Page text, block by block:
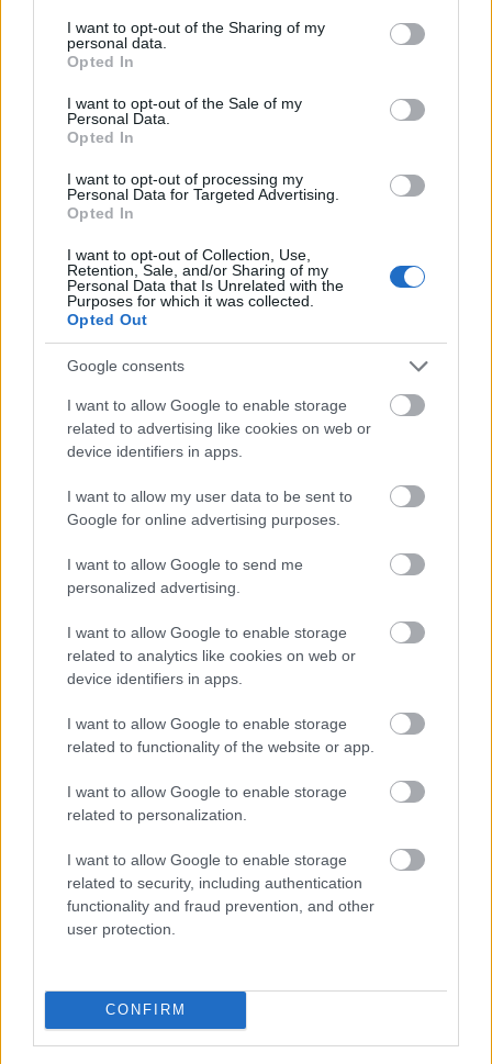
not limited to your visit or usage behaviour. You may click to
grant or deny consent to Google and its third-party tags to
use your data for below specified purposes in below Google
consent section.
I want to opt-out of the Sharing of my
personal data.
Opted In
I want to opt-out of the Sale of my
Personal Data.
Opted In
I want to opt-out of processing my
Personal Data for Targeted Advertising.
Opted In
I want to opt-out of Collection, Use,
Retention, Sale, and/or Sharing of my
Personal Data that Is Unrelated with the
Purposes for which it was collected.
Opted Out
Google consents
I want to allow Google to enable storage
related to advertising like cookies on web or
device identifiers in apps.
I want to allow my user data to be sent to
Google for online advertising purposes.
I want to allow Google to send me
personalized advertising.
I want to allow Google to enable storage
related to analytics like cookies on web or
device identifiers in apps.
I want to allow Google to enable storage
related to functionality of the website or app.
I want to allow Google to enable storage
related to personalization.
I want to allow Google to enable storage
related to security, including authentication
functionality and fraud prevention, and other
user protection.
CONFIRM
A projekt részeként megújulnak a területen található
műemlékek, köztük a különleges Műromok, valamint a közeli
Új gyalogosátkelők és jelzőlámpás
csomópont épül Angyalföldön
Hódmezővásárhely jó hírű református
iskoláját
Látványos építési szakasz indult be a
Flórián téri felüljárón
HÍRLEVÉL
E-mail cím
Feliratkozom a hírlevélre és elfogadom az
szabályzatot!
LEGFRISSEBB